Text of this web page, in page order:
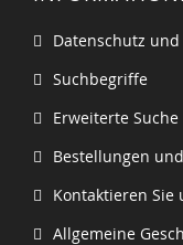
Datenschutz
Suchbegriffe
Erweiterte Suche
Bestellungen
Kontaktieren Sie
Allgemeine